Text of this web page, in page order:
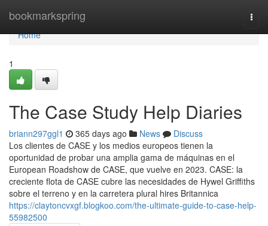
bookmarkspring
Home
Home
1
The Case Study Help Diaries
briann297ggl1 365 days ago News
Discuss
Los clientes de CASE y los medios europeos tienen la
oportunidad de probar una amplia gama de máquinas en el
European Roadshow de CASE, que vuelve en 2023. CASE: la
creciente flota de CASE cubre las necesidades de Hywel Griffiths
sobre el terreno y en la carretera plural hires Britannica
https://claytoncvxgf.blogkoo.com/the-ultimate-guide-to-case-help-
55982500